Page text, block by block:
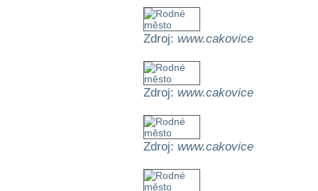
Zdroj: www.cakovice
Zdroj: www.cakovice
Zdroj: www.cakovice